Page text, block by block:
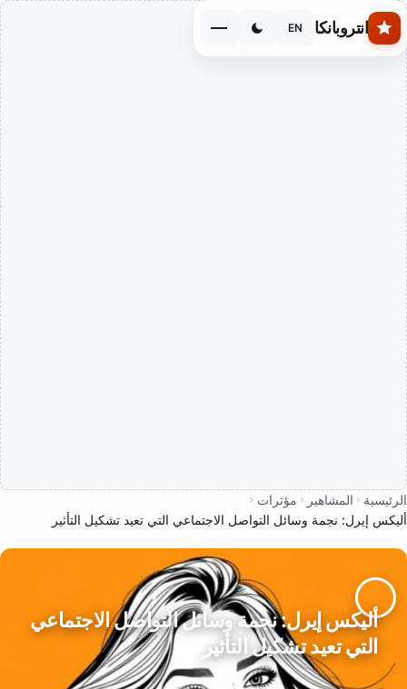
Skip to main content
انتروبانكا EN
الرئيسية المشاهير
مؤثرات
أليكس إيرل: نجمة وسائل التواصل الاجتماعي التي تعيد تشكيل التأثير
أليكس إيرل: نجمة وسائل التواصل الاجتماعي
التي تعيد تشكيل التأثير